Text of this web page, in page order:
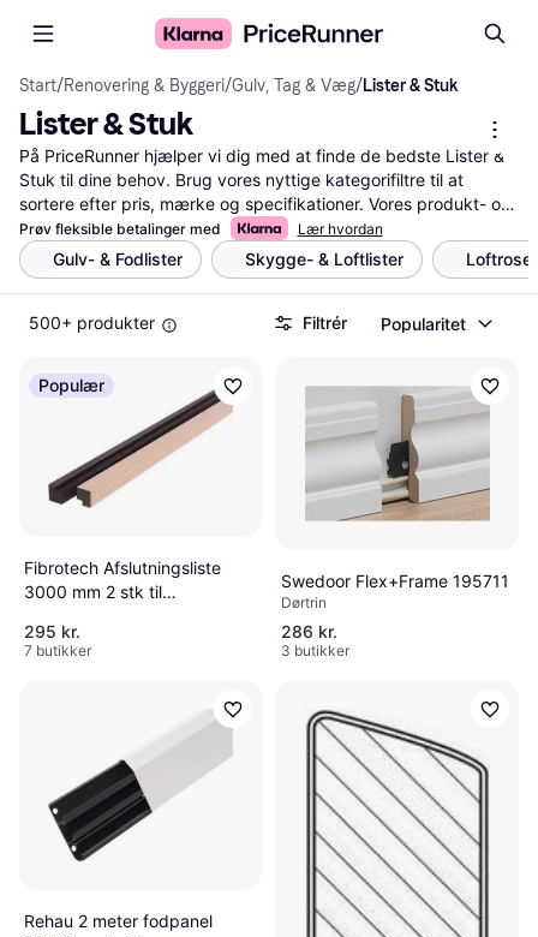
Start/Renovering & Byggeri/Gulv, Tag & Væg/Lister & Stuk
Lister & Stuk
På PriceRunner hjælper vi dig med at finde de bedste Lister &
Stuk til dine behov. Brug vores nyttige kategorifiltre til at
sortere efter pris, mærke og specifikationer. Vores produkt- og
prissammenligning gør det nemt for dig at se forskellene
mellem forskellige produkter. Du kan også læse
brugeranmeldelser for at få en bedre forståelse af, hvad andre
synes om produkterne. Vi guider dig gennem processen, så du
kan træffe den rigtige beslutning uden besvær. Med vores
Prøv fleksible betalinger med Lær hvordan
Gulv- & Fodlister Skygge- & Loftlister
500+ produkter Filtrér Popularitet
Populær
Fibrotech Afslutningsliste
3000 mm 2 stk til
295 kr.
7 butikker
Swedoor Flex+Frame 195711
Dørtrin
286 kr.
3 butikker
Rehau 2 meter fodpanel